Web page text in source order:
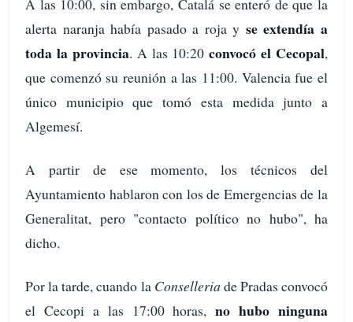
A las 10:00, sin embargo, Catalá se enteró de que la
alerta naranja había pasado a roja y se extendía a
toda la provincia. A las 10:20convocó el Cecopal,
que comenzó su reunión a las 11:00. Valencia fue el
único municipio que tomó esta medida junto a
Algemesí.
A partir de ese momento, los técnicos del
Ayuntamiento hablaron con los de Emergencias de la
Generalitat, pero "contacto político no hubo", ha
dicho.
Por la tarde, cuando la Conselleria de Pradas convocó
el Cecopi a las 17:00 horas,no hubo ninguna